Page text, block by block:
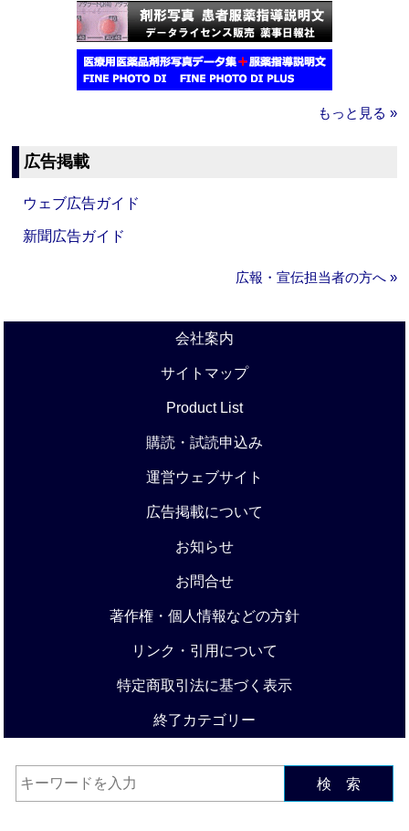
もっと見る »
広告掲載
ウェブ広告ガイド
新聞広告ガイド
広報・宣伝担当者の方へ »
会社案内
サイトマップ
Product List
購読・試読申込み
運営ウェブサイト
広告掲載について
お知らせ
お問合せ
著作権・個人情報などの方針
リンク・引用について
特定商取引法に基づく表示
終了カテゴリー
検 索